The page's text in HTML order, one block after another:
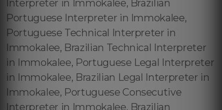
Interpreter in Immokalee, Brazilian
Portuguese Interpreter in Immokalee,
Portuguese Technical Interpreter in
Immokalee, Brazilian Technical Interpreter
in Immokalee, Portuguese Legal Interpreter
in Immokalee, Brazilian Legal Interpreter in
Immokalee, Portuguese Consecutive
Interpreter in Immokalee, Brazilian